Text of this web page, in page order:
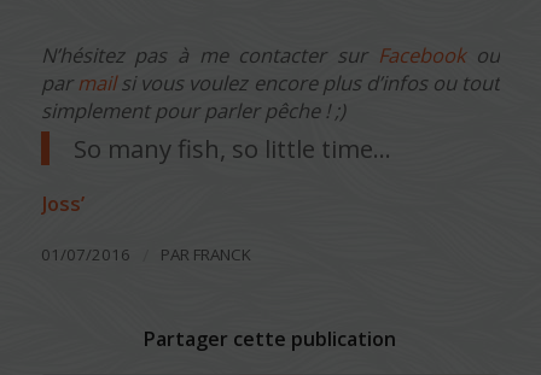
N’hésitez pas à me contacter sur Facebookou
par mailsi vous voulez encore plus d’infos ou tout
simplement pour parler pêche ! ;)
So many fish, so little time…
Joss’
01/07/2016 PAR FRANCK
Partager cette publication